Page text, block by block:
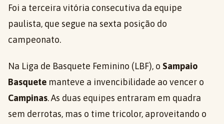
Foi a terceira vitória consecutiva da equipe
paulista, que segue na sexta posição do
campeonato.
Na Liga de Basquete Feminino (LBF), o Sampaio
Basquete manteve a invencibilidade ao vencer o
Campinas. As duas equipes entraram em quadra
sem derrotas, mas o time tricolor, aproveitando o